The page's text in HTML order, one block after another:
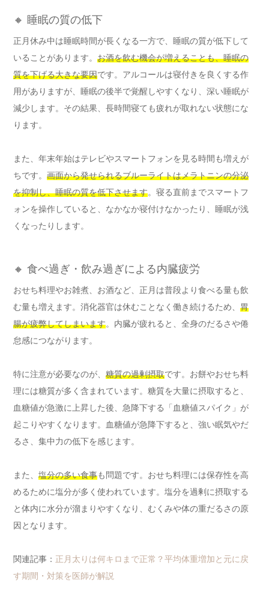
🔸 睡眠の質の低下
正月休み中は睡眠時間が長くなる一方で、睡眠の質が低下して
いることがあります。 お酒を飲む機会が増えることも、睡眠の
質を下げる大きな要因です。アルコールは寝付きを良くする作
用がありますが、睡眠の後半で覚醒しやすくなり、深い睡眠が
減少します。その結果、長時間寝ても疲れが取れない状態にな
ります。
また、年末年始はテレビやスマートフォンを見る時間も増えが
ちです。 画面から発せられるブルーライトはメラトニンの分泌
を抑制し、睡眠の質を低下させます。寝る直前までスマートフ
ォンを操作していると、なかなか寝付けなかったり、睡眠が浅
くなったりします。
🔸 食べ過ぎ・飲み過ぎによる内臓疲労
おせち料理やお雑煮、お酒など、正月は普段より食べる量も飲
む量も増えます。消化器官は休むことなく働き続けるため、 胃
腸が疲弊してしまいます。内臓が疲れると、全身のだるさや倦
怠感につながります。
特に注意が必要なのが、 糖質の過剰摂取です。お餅やおせち料
理には糖質が多く含まれています。糖質を大量に摂取すると、
血糖値が急激に上昇した後、急降下する「血糖値スパイク」が
起こりやすくなります。血糖値が急降下すると、強い眠気やだ
るさ、集中力の低下を感じます。
また、 塩分の多い食事も問題です。おせち料理には保存性を高
めるために塩分が多く使われています。塩分を過剰に摂取する
と体内に水分が溜まりやすくなり、むくみや体の重だるさの原
因となります。
関連記事： 正月太りは何キロまで正常？平均体重増加と元に戻
す期間・対策を医師が解説